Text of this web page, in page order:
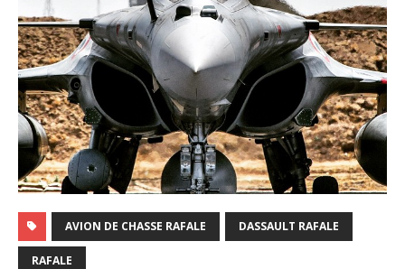
AVION DE CHASSE RAFALE DASSAULT RAFALE
RAFALE